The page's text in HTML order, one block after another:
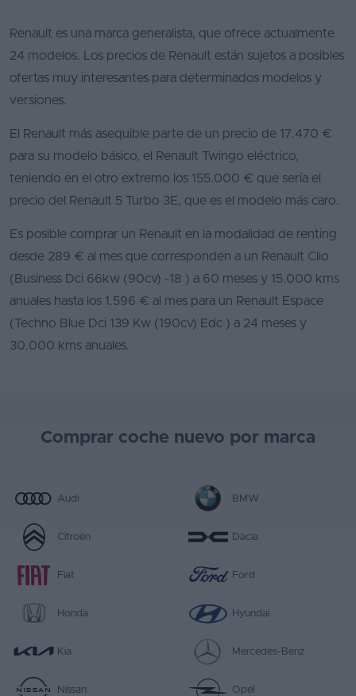
Renault es una marca generalista, que ofrece actualmente
24 modelos. Los precios de Renault están sujetos a posibles
ofertas muy interesantes para determinados modelos y
versiones.
El Renault más asequible parte de un precio de 17.470 €
para su modelo básico, el Renault Twingo eléctrico,
teniendo en el otro extremo los 155.000 € que sería el
precio del Renault 5 Turbo 3E, que es el modelo más caro.
Es posible comprar un Renault en la modalidad de renting
desde 289 € al mes que corresponden a un Renault Clio
(Business Dci 66kw (90cv) -18 ) a 60 meses y 15.000 kms
anuales hasta los 1.596 € al mes para un Renault Espace
(Techno Blue Dci 139 Kw (190cv) Edc ) a 24 meses y
30.000 kms anuales.
Comprar coche nuevo por marca
Audi BMW
Citroën Dacia
Fiat Ford
Honda Hyundai
Kia Mercedes-Benz
Nissan Opel